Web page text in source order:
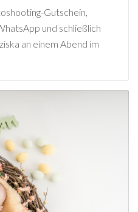
Gutschein,
und schließlich
an einem Abend im